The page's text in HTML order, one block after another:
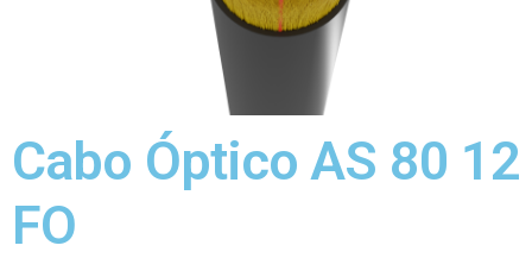
Cabo Óptico AS 80 12
FO